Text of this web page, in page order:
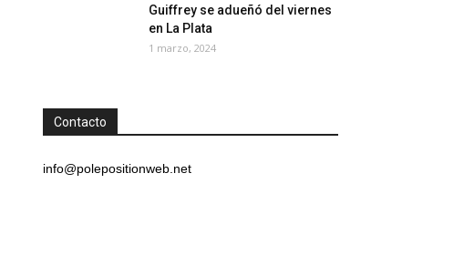
Guiffrey se adueñó del viernes
en La Plata
1 marzo, 2024
Contacto
info@polepositionweb.net